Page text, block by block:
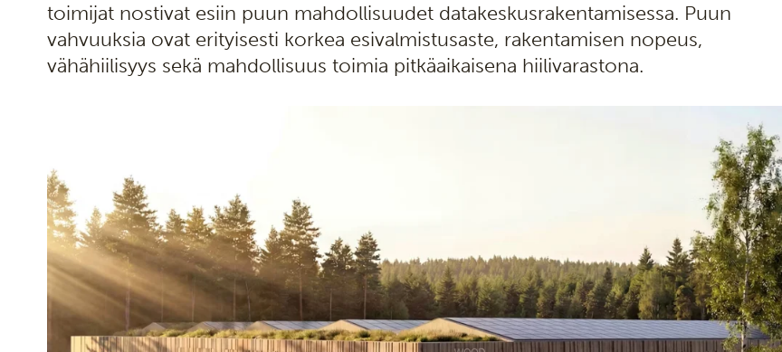
toimijat nostivat esiin puun mahdollisuudet datakeskusrakentamisessa. Puun
vahvuuksia ovat erityisesti korkea esivalmistusaste, rakentamisen nopeus,
vähähiilisyys sekä mahdollisuus toimia pitkäaikaisena hiilivarastona.